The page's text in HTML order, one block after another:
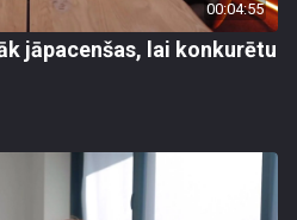
00:04:55
jāpacenšas, lai konkurētu